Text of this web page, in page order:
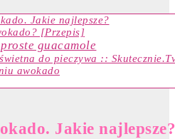
Jakie najlepsze?
[Przepis]
guacamole
do pieczywa ::
awokado
Jakie najlepsze?